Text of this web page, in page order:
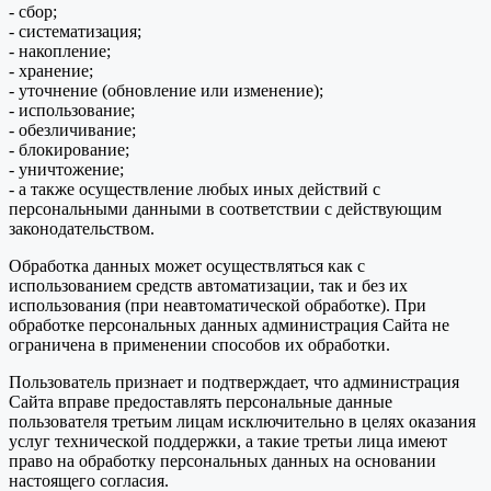
- сбор;
- систематизация;
- накопление;
- хранение;
- уточнение (обновление или изменение);
- использование;
- обезличивание;
- блокирование;
- уничтожение;
- а также осуществление любых иных действий с
персональными данными в соответствии с действующим
законодательством.
Обработка данных может осуществляться как с
использованием средств автоматизации, так и без их
использования (при неавтоматической обработке). При
обработке персональных данных администрация Сайта не
ограничена в применении способов их обработки.
Пользователь признает и подтверждает, что администрация
Сайта вправе предоставлять персональные данные
пользователя третьим лицам исключительно в целях оказания
услуг технической поддержки, а такие третьи лица имеют
право на обработку персональных данных на основании
настоящего согласия.